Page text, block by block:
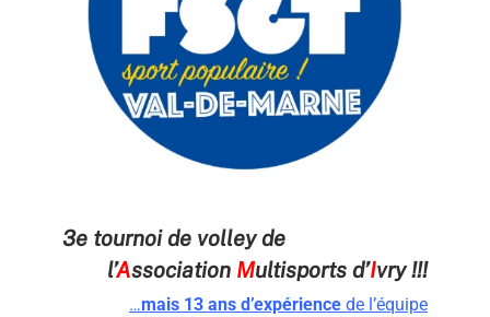
3e tournoi de volley de
l’Association Multisports d’Ivry !!!
…mais 13 ans d’expérience de l’équipe